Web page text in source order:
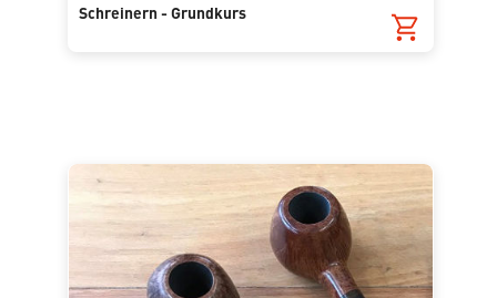
Schreinern - Grundkurs